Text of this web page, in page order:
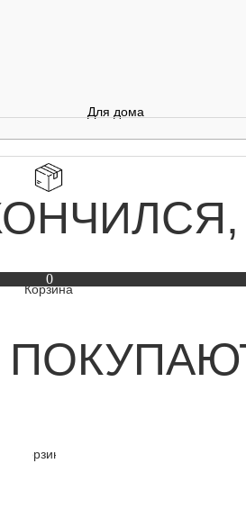
0
Для дома